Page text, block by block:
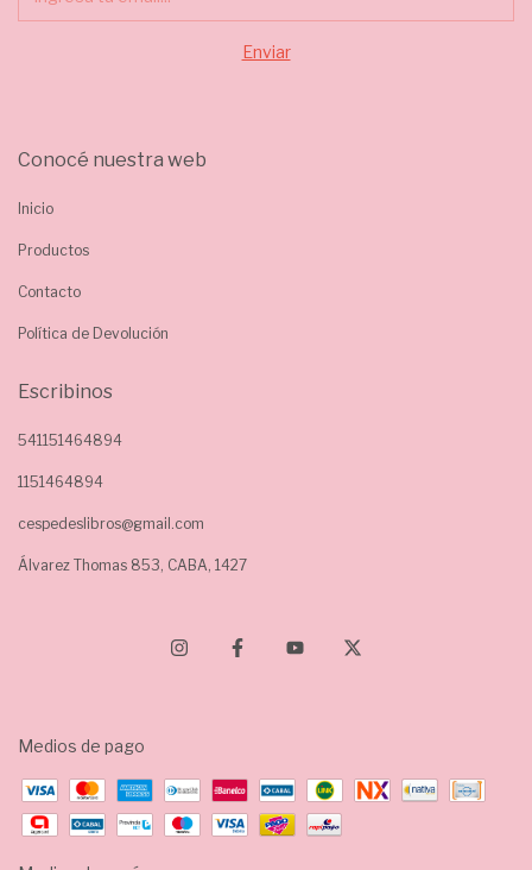
Conocé nuestra web
Inicio
Productos
Contacto
Política de Devolución
Escribinos
541151464894
1151464894
cespedeslibros@gmail.com
Álvarez Thomas 853, CABA, 1427
Medios de pago